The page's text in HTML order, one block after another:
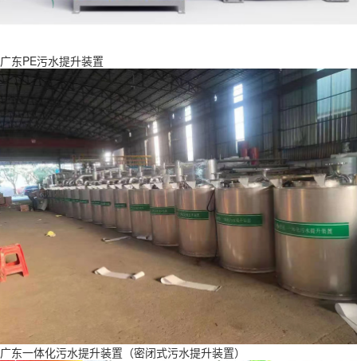
广东PE污水提升装置
广东一体化污水提升装置（密闭式污水提升装置）